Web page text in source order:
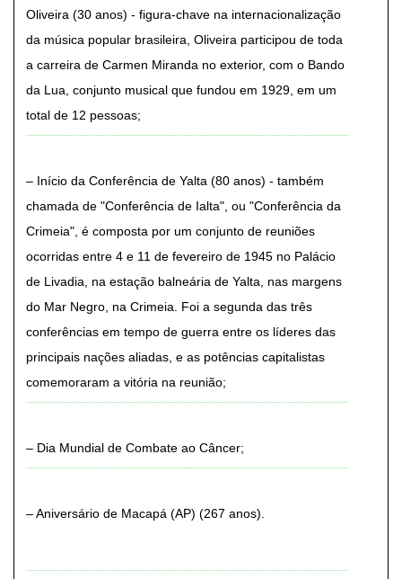
Oliveira (30 anos) - figura-chave na internacionalização
da música popular brasileira, Oliveira participou de toda
a carreira de Carmen Miranda no exterior, com o Bando
da Lua, conjunto musical que fundou em 1929, em um
total de 12 pessoas
Início da Conferência de Yalta (80 anos) - também
chamada de "Conferência de Ialta", ou "Conferência da
Crimeia", é composta por um conjunto de reuniões
ocorridas entre 4 e 11 de fevereiro de 1945 no Palácio
de Livadia, na estação balneária de Yalta, nas margens
do Mar Negro, na Crimeia. Foi a segunda das três
conferências em tempo de guerra entre os líderes das
principais nações aliadas, e as potências capitalistas
comemoraram a vitória na reunião
Dia Mundial de Combate ao Câncer
Aniversário de Macapá (AP) (267 anos)